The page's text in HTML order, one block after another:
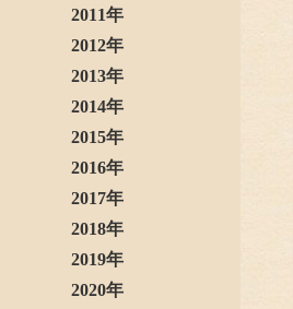
2011年
2012年
2013年
2014年
2015年
2016年
2017年
2018年
2019年
2020年